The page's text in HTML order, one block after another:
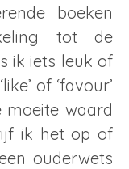
boeken
tot de
ik iets leuk of
of ‘favour’
moeite waard
ik het op of
ouderwets